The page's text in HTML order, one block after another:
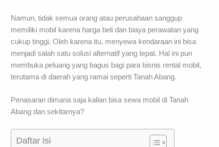
Namun, tidak semua orang atau perusahaan sanggup
memiliki mobil karena harga beli dan biaya perawatan yang
cukup tinggi. Oleh karena itu, menyewa kendaraan ini bisa
menjadi salah satu solusi alternatif yang tepat. Hal ini pun
membuka peluang yang bagus bagi para bisnis rental mobil,
terutama di daerah yang ramai seperti Tanah Abang.
Penasaran dimana saja kalian bisa sewa mobil di Tanah
Abang dan sekitarnya?
Daftar isi